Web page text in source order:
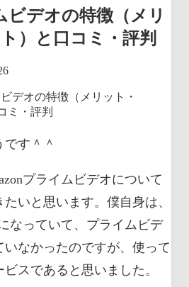
ビデオの特徴（メリ
）と口コミ・評判
す＾＾
プライムビデオについて
いと思います。 僕自身は、
なっていて、プライムビデ
なかったのですが、使って
スであると思いました。